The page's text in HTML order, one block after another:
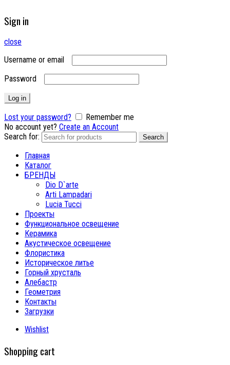
Sign in
close
Username or email
Password
Log in
Lost your password?
Remember me
No account yet? Create an Account
Search for:
Search
Главная
Каталог
БРЕНДЫ
Dio D`arte
Arti Lampadari
Lucia Tucci
Проекты
Функциональное освещение
Керамика
Акустическое освещение
Флористика
Историческое литье
Горный хрусталь
Алебастр
Геометрия
Контакты
Загрузки
Wishlist
Shopping cart